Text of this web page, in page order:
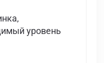
уровень